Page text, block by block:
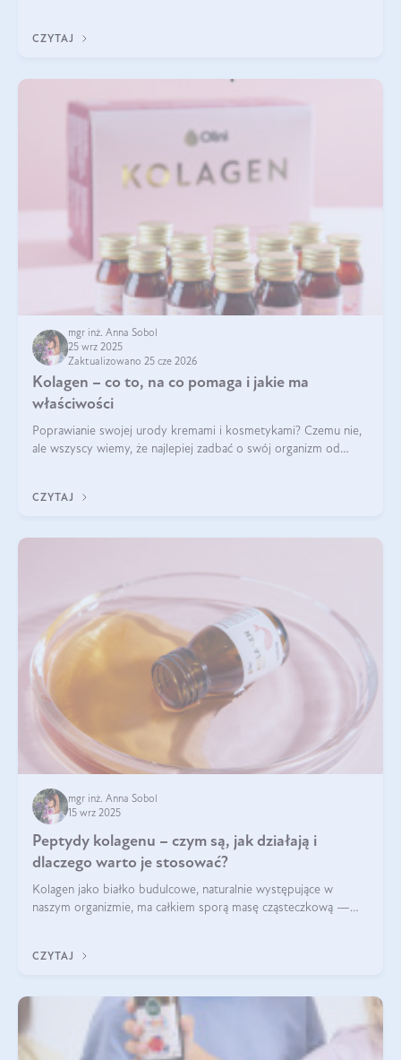
CZYTAJ
mgr inż. Anna Sobol
25 wrz 2025
Zaktualizowano 25 cze 2026
Kolagen – co to, na co pomaga i jakie ma
właściwości
Poprawianie swojej urody kremami i kosmetykami? Czemu nie,
ale wszyscy wiemy, że najlepiej zadbać o swój organizm od
wysokiej jakości suplem
CZYTAJ
mgr inż. Anna Sobol
15 wrz 2025
Peptydy kolagenu – czym są, jak działają i
dlaczego warto je stosować?
Kolagen jako białko budulcowe, naturalnie występujące w
naszym organizmie, ma całkiem sporą masę cząsteczkową —
bardziej biodostępny
CZYTAJ